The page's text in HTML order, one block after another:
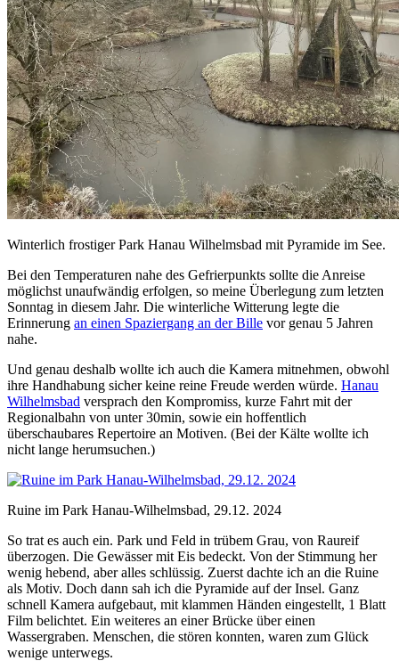
Winterlich frostiger Park Hanau Wilhelmsbad mit Pyramide im See.
Bei den Temperaturen nahe des Gefrierpunkts sollte die Anreise
möglichst unaufwändig erfolgen, so meine Überlegung zum letzten
Sonntag in diesem Jahr. Die winterliche Witterung legte die
Erinnerung an einen Spaziergang an der Bille vor genau 5 Jahren
nahe.
Und genau deshalb wollte ich auch die Kamera mitnehmen, obwohl
ihre Handhabung sicher keine reine Freude werden würde. Hanau
Wilhelmsbad versprach den Kompromiss, kurze Fahrt mit der
Regionalbahn von unter 30min, sowie ein hoffentlich
überschaubares Repertoire an Motiven. (Bei der Kälte wollte ich
nicht lange herumsuchen.)
Ruine im Park Hanau-Wilhelmsbad, 29.12. 2024
So trat es auch ein. Park und Feld in trübem Grau, von Raureif
überzogen. Die Gewässer mit Eis bedeckt. Von der Stimmung her
wenig hebend, aber alles schlüssig. Zuerst dachte ich an die Ruine
als Motiv. Doch dann sah ich die Pyramide auf der Insel. Ganz
schnell Kamera aufgebaut, mit klammen Händen eingestellt, 1 Blatt
Film belichtet. Ein weiteres an einer Brücke über einen
Wassergraben. Menschen, die stören konnten, waren zum Glück
wenige unterwegs.